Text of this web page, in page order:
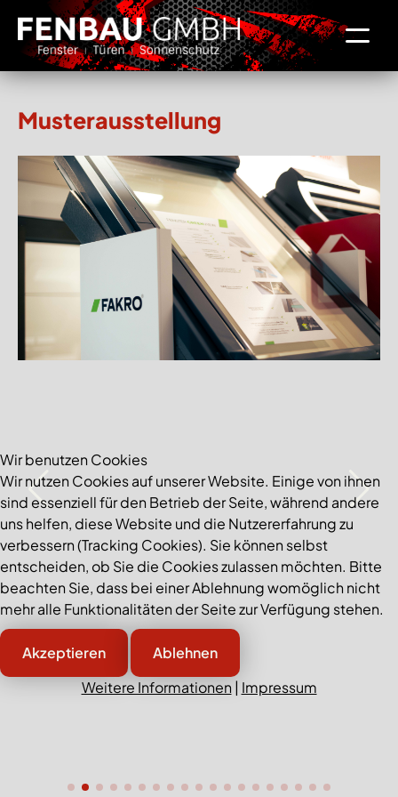
Musterausstellung
Wir benutzen Cookies
Wir nutzen Cookies auf unserer Website. Einige von ihnen
sind essenziell für den Betrieb der Seite, während andere
uns helfen, diese Website und die Nutzererfahrung zu
verbessern (Tracking Cookies). Sie können selbst
entscheiden, ob Sie die Cookies zulassen möchten. Bitte
beachten Sie, dass bei einer Ablehnung womöglich nicht
mehr alle Funktionalitäten der Seite zur Verfügung stehen.
Akzeptieren
Ablehnen
Weitere Informationen | Impressum